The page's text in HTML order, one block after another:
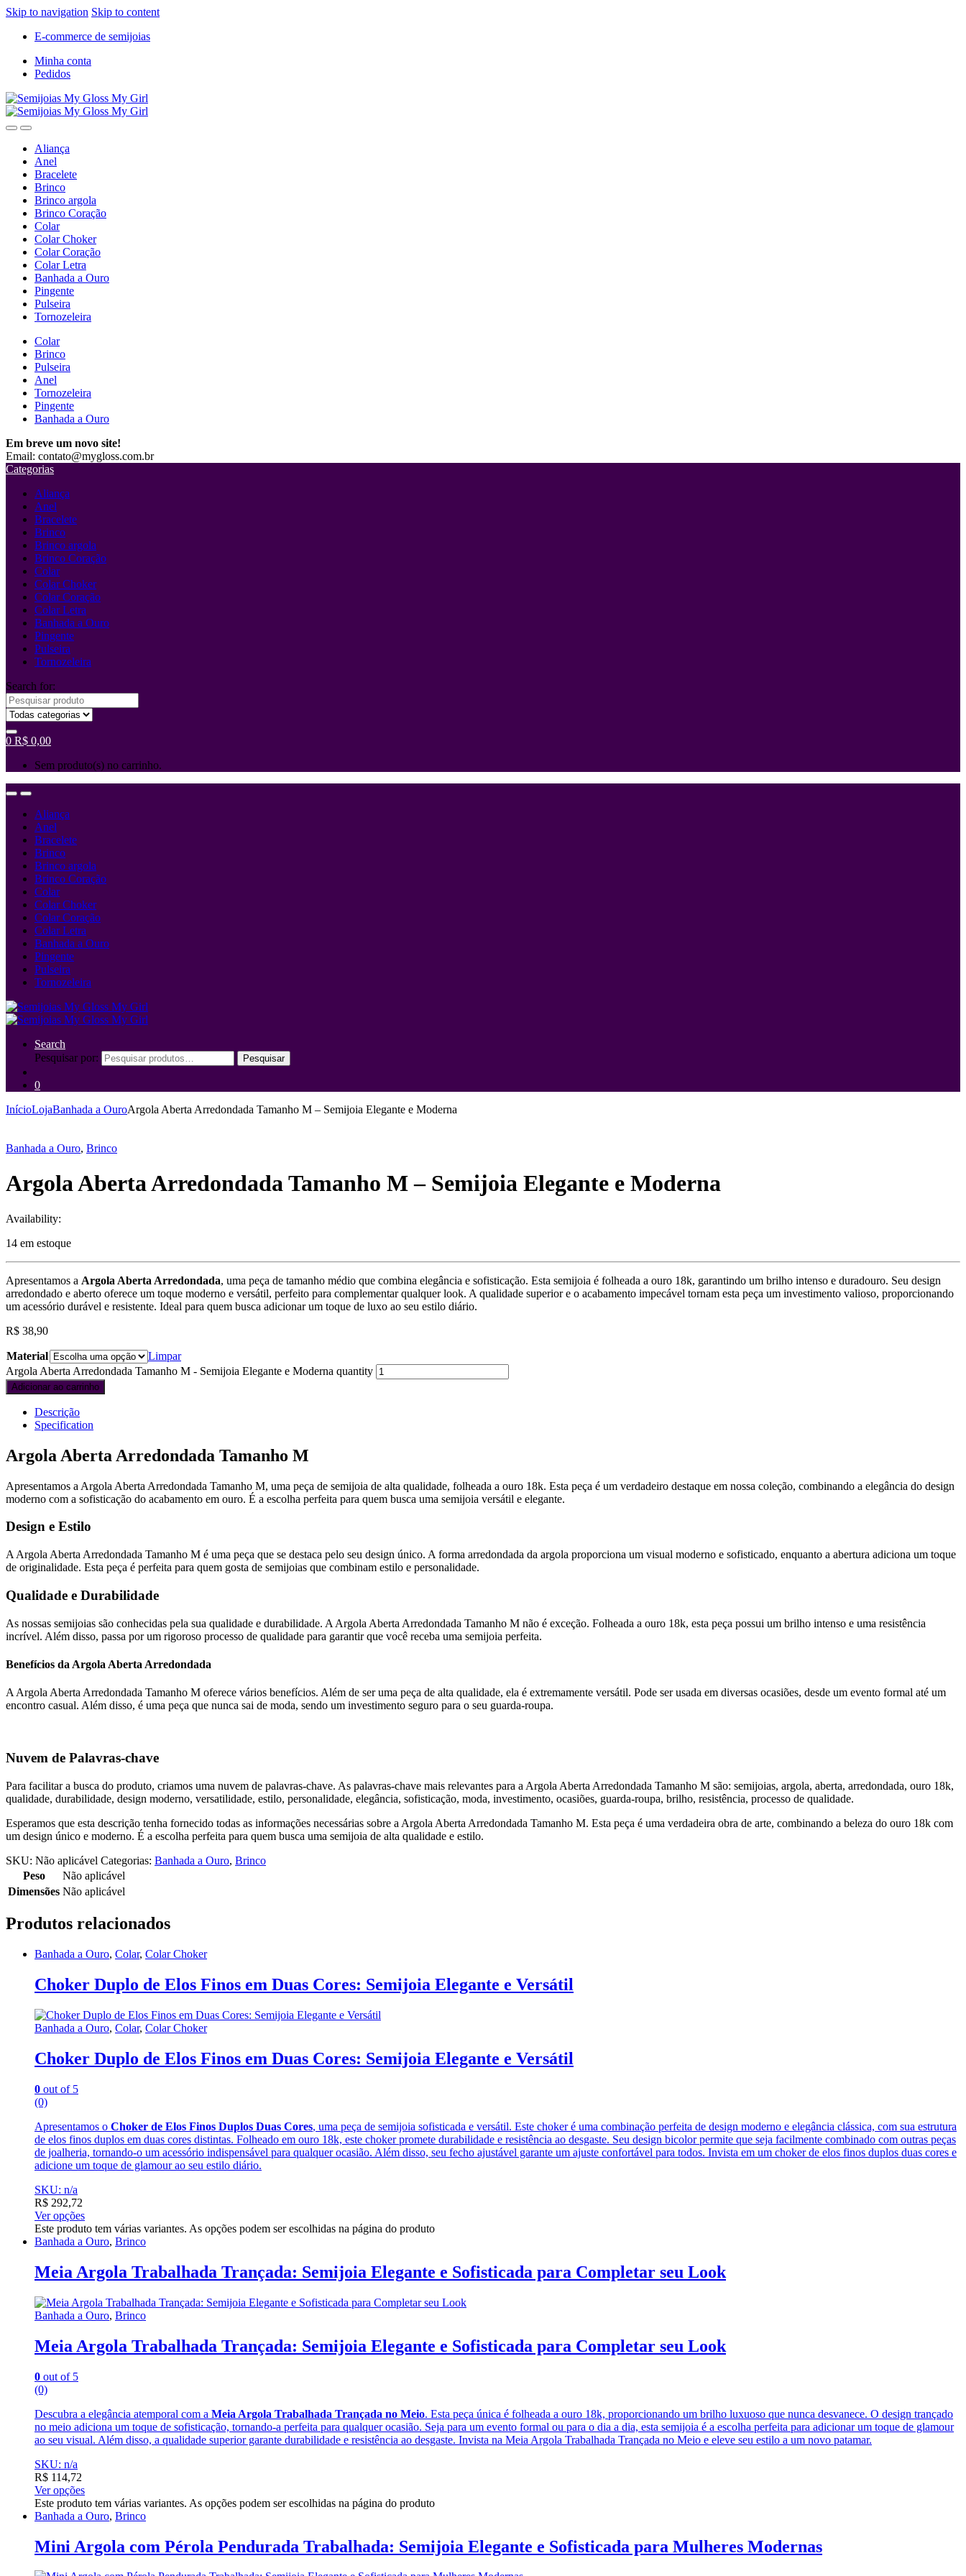
Skip to navigation Skip to content
E-commerce de semijoias
Minha conta
Pedidos
Aliança
Anel
Bracelete
Brinco
Brinco argola
Brinco Coração
Colar
Colar Choker
Colar Coração
Colar Letra
Banhada a Ouro
Pingente
Pulseira
Tornozeleira
Colar
Brinco
Pulseira
Anel
Tornozeleira
Pingente
Banhada a Ouro
Em breve um novo site!
Email: contato@mygloss.com.br
Categorias
Aliança
Anel
Bracelete
Brinco
Brinco argola
Brinco Coração
Colar
Colar Choker
Colar Coração
Colar Letra
Banhada a Ouro
Pingente
Pulseira
Tornozeleira
Search for:
0 R$ 0,00
Sem produto(s) no carrinho.
Aliança
Anel
Bracelete
Brinco
Brinco argola
Brinco Coração
Colar
Colar Choker
Colar Coração
Colar Letra
Banhada a Ouro
Pingente
Pulseira
Tornozeleira
Search
Pesquisar por:
Pesquisar
0
InícioLojaBanhada a OuroArgola Aberta Arredondada Tamanho M – Semijoia Elegante e Moderna
Banhada a Ouro, Brinco
Argola Aberta Arredondada Tamanho M – Semijoia Elegante e Moderna
Availability:
14 em estoque
Apresentamos a Argola Aberta Arredondada, uma peça de tamanho médio que combina elegância e sofisticação. Esta semijoia é folheada a ouro 18k, garantindo um brilho intenso e duradouro. Seu design
arredondado e aberto oferece um toque moderno e versátil, perfeito para complementar qualquer look. A qualidade superior e o acabamento impecável tornam esta peça um investimento valioso, proporcionando
um acessório durável e resistente. Ideal para quem busca adicionar um toque de luxo ao seu estilo diário.
R$ 38,90
Material
Limpar
Argola Aberta Arredondada Tamanho M - Semijoia Elegante e Moderna quantity
Adicionar ao carrinho
Descrição
Specification
Argola Aberta Arredondada Tamanho M
Apresentamos a Argola Aberta Arredondada Tamanho M, uma peça de semijoia de alta qualidade, folheada a ouro 18k. Esta peça é um verdadeiro destaque em nossa coleção, combinando a elegância do design
moderno com a sofisticação do acabamento em ouro. É a escolha perfeita para quem busca uma semijoia versátil e elegante.
Design e Estilo
A Argola Aberta Arredondada Tamanho M é uma peça que se destaca pelo seu design único. A forma arredondada da argola proporciona um visual moderno e sofisticado, enquanto a abertura adiciona um toque
de originalidade. Esta peça é perfeita para quem gosta de semijoias que combinam estilo e personalidade.
Qualidade e Durabilidade
As nossas semijoias são conhecidas pela sua qualidade e durabilidade. A Argola Aberta Arredondada Tamanho M não é exceção. Folheada a ouro 18k, esta peça possui um brilho intenso e uma resistência
incrível. Além disso, passa por um rigoroso processo de qualidade para garantir que você receba uma semijoia perfeita.
Benefícios da Argola Aberta Arredondada
A Argola Aberta Arredondada Tamanho M oferece vários benefícios. Além de ser uma peça de alta qualidade, ela é extremamente versátil. Pode ser usada em diversas ocasiões, desde um evento formal até um
encontro casual. Além disso, é uma peça que nunca sai de moda, sendo um investimento seguro para o seu guarda-roupa.
Nuvem de Palavras-chave
Para facilitar a busca do produto, criamos uma nuvem de palavras-chave. As palavras-chave mais relevantes para a Argola Aberta Arredondada Tamanho M são: semijoias, argola, aberta, arredondada, ouro 18k,
qualidade, durabilidade, design moderno, versatilidade, estilo, personalidade, elegância, sofisticação, moda, investimento, ocasiões, guarda-roupa, brilho, resistência, processo de qualidade.
Esperamos que esta descrição tenha fornecido todas as informações necessárias sobre a Argola Aberta Arredondada Tamanho M. Esta peça é uma verdadeira obra de arte, combinando a beleza do ouro 18k com
um design único e moderno. É a escolha perfeita para quem busca uma semijoia de alta qualidade e estilo.
SKU: Não aplicável Categorias: Banhada a Ouro, Brinco
Peso
Não aplicável
Dimensões Não aplicável
Produtos relacionados
Banhada a Ouro, Colar, Colar Choker
Choker Duplo de Elos Finos em Duas Cores: Semijoia Elegante e Versátil
Banhada a Ouro, Colar, Colar Choker
Choker Duplo de Elos Finos em Duas Cores: Semijoia Elegante e Versátil
0 out of 5
(0)
Apresentamos o Choker de Elos Finos Duplos Duas Cores, uma peça de semijoia sofisticada e versátil. Este choker é uma combinação perfeita de design moderno e elegância clássica, com sua estrutura
de elos finos duplos em duas cores distintas. Folheado em ouro 18k, este choker promete durabilidade e resistência ao desgaste. Seu design bicolor permite que seja facilmente combinado com outras peças
de joalheria, tornando-o um acessório indispensável para qualquer ocasião. Além disso, seu fecho ajustável garante um ajuste confortável para todos. Invista em um choker de elos finos duplos duas cores e
adicione um toque de glamour ao seu estilo diário.
SKU: n/a
R$ 292,72
Ver opções
Este produto tem várias variantes. As opções podem ser escolhidas na página do produto
Banhada a Ouro, Brinco
Meia Argola Trabalhada Trançada: Semijoia Elegante e Sofisticada para Completar seu Look
Banhada a Ouro, Brinco
Meia Argola Trabalhada Trançada: Semijoia Elegante e Sofisticada para Completar seu Look
0 out of 5
(0)
Descubra a elegância atemporal com a Meia Argola Trabalhada Trançada no Meio. Esta peça única é folheada a ouro 18k, proporcionando um brilho luxuoso que nunca desvanece. O design trançado
no meio adiciona um toque de sofisticação, tornando-a perfeita para qualquer ocasião. Seja para um evento formal ou para o dia a dia, esta semijoia é a escolha perfeita para adicionar um toque de glamour
ao seu visual. Além disso, a qualidade superior garante durabilidade e resistência ao desgaste. Invista na Meia Argola Trabalhada Trançada no Meio e eleve seu estilo a um novo patamar.
SKU: n/a
R$ 114,72
Ver opções
Este produto tem várias variantes. As opções podem ser escolhidas na página do produto
Banhada a Ouro, Brinco
Mini Argola com Pérola Pendurada Trabalhada: Semijoia Elegante e Sofisticada para Mulheres Modernas